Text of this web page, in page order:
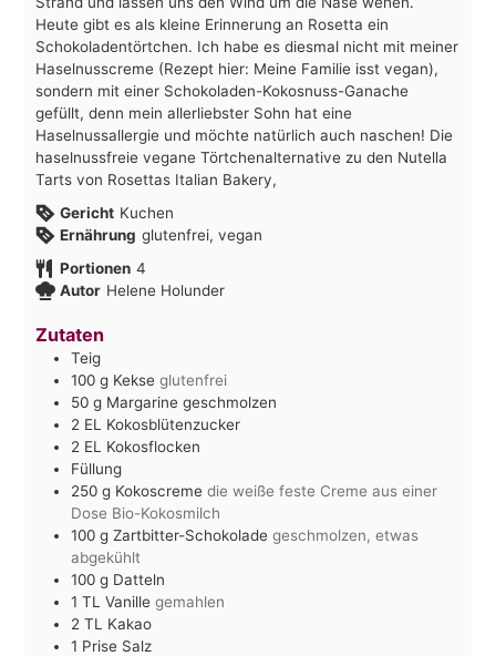
Heute gibt es als kleine Erinnerung an Rosetta ein
Schokoladentörtchen. Ich habe es diesmal nicht mit meiner
Haselnusscreme (Rezept hier: Meine Familie isst vegan),
sondern mit einer Schokoladen-Kokosnuss-Ganache
gefüllt, denn mein allerliebster Sohn hat eine
Haselnussallergie und möchte natürlich auch naschen! Die
haselnussfreie vegane Törtchenalternative zu den Nutella
Tarts von Rosettas Italian Bakery,
Gericht Kuchen
Ernährung glutenfrei, vegan
Portionen 4
Autor Helene Holunder
Zutaten
Teig
100 g Kekse glutenfrei
50 g Margarine geschmolzen
2 EL Kokosblütenzucker
2 EL Kokosflocken
Füllung
250 g Kokoscreme die weiße feste Creme aus einer
Dose Bio-Kokosmilch
100 g Zartbitter-Schokolade geschmolzen, etwas
abgekühlt
100 g Datteln
1 TL Vanille gemahlen
2 TL Kakao
1 Prise Salz